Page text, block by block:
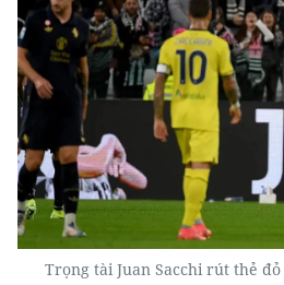
Trọng tài Juan Sacchi rút thẻ